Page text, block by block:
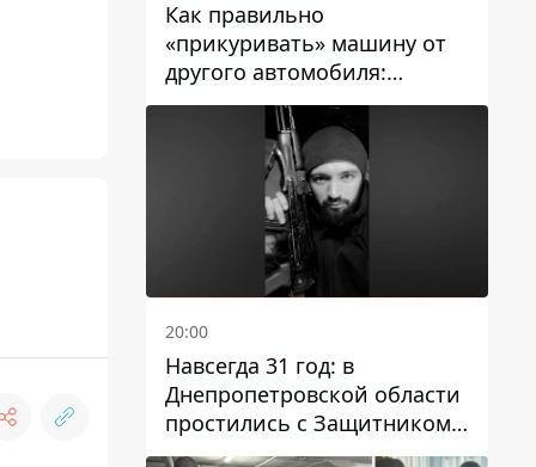
Как правильно
«прикуривать» машину от
другого автомобиля:
инструкция для водителей
20:00
Навсегда 31 год: в
Днепропетровской области
простились с Защитником
Александром Репиным